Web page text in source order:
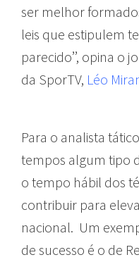
ser melhor
leis que estipulem
parecido’’, opina o
da SporTV, Léo
Para o analista
tempos algum tipo
o tempo hábil dos
contribuir para
nacional. Um
de sucesso é o de